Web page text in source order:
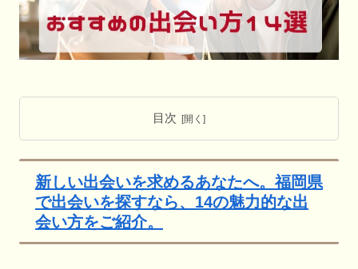
目次
新しい出会いを求めるあなたへ。福岡県
で出会いを探すなら、14の魅力的な出
会い方をご紹介。